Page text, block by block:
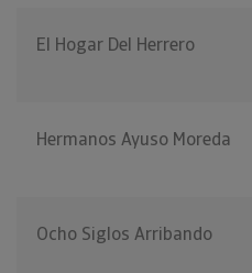
El Hogar Del Herrero
Hermanos Ayuso Moreda
Ocho Siglos Arribando